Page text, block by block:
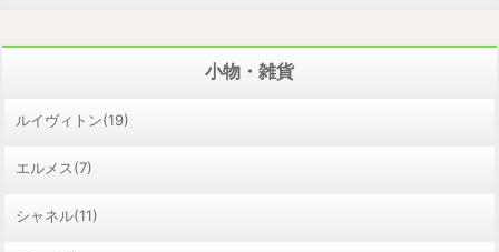
小物・雑貨
ルイヴィトン(19)
エルメス(7)
シャネル(11)